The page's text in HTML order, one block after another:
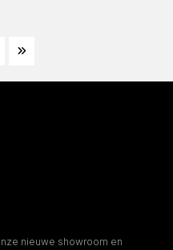
nieuwe showroom en